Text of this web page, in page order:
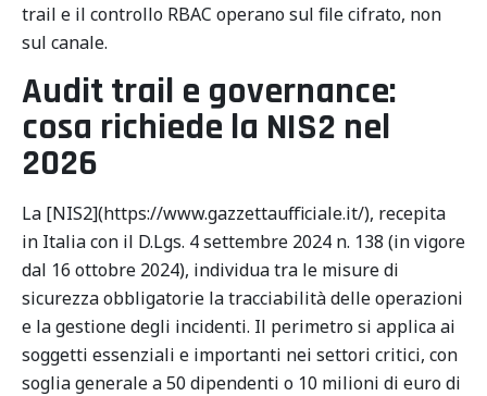
trail e il controllo RBAC operano sul file cifrato, non
sul canale.
Audit trail e governance:
cosa richiede la NIS2 nel
2026
La [NIS2](https://www.gazzettaufficiale.it/), recepita
in Italia con il D.Lgs. 4 settembre 2024 n. 138 (in vigore
dal 16 ottobre 2024), individua tra le misure di
sicurezza obbligatorie la tracciabilità delle operazioni
e la gestione degli incidenti. Il perimetro si applica ai
soggetti essenziali e importanti nei settori critici, con
soglia generale a 50 dipendenti o 10 milioni di euro di